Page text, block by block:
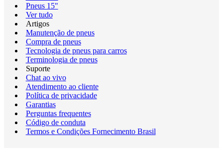
Pneus 15"
Ver tudo
Artigos
Manutenção de pneus
Compra de pneus
Tecnologia de pneus para carros
Terminologia de pneus
Suporte
Chat ao vivo
Atendimento ao cliente
Política de privacidade
Garantias
Perguntas frequentes
Código de conduta
Termos e Condições Fornecimento Brasil